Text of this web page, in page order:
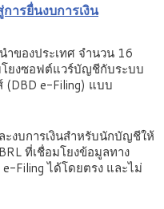
ารยื่นงบการเงิน
ของประเทศ จำนวน 16
ยงซอฟต์แวร์บัญชีกับระบบ
(DBD e-Filing) แบบ
งบการเงินสำหรับนักบัญชีให้
ที่เชื่อมโยงข้อมูลทาง
Filing ได้โดยตรง และไม่